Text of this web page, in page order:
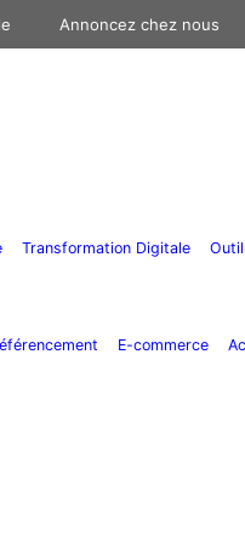
Annoncez chez nous
Transformation Digitale
E-commerce